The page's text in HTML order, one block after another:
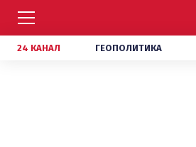
24 КАНАЛ ГЕОПОЛИТИКА